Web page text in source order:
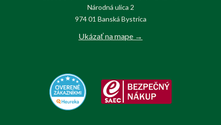
Národná ulica 2
974 01 Banská Bystrica
Ukázať na mape →